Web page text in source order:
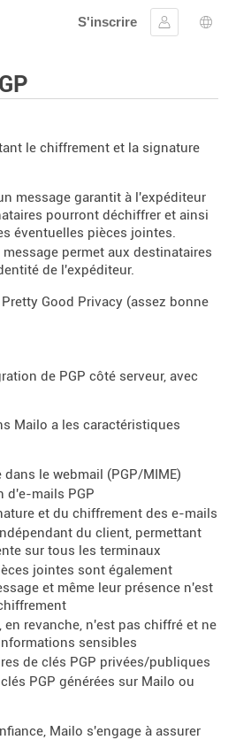
S'inscrire
Se
le chiffrement et la signature
message garantit à l'expéditeur
pourront déchiffrer et ainsi
éventuelles pièces jointes.
permet aux destinataires
de l'expéditeur.
Good Privacy (assez bonne
de PGP côté serveur, avec
Mailo a les caractéristiques
le webmail (PGP/MIME)
d'e-mails PGP
et du chiffrement des e-mails
du client, permettant
sur tous les terminaux
jointes sont également
et même leur présence n'est
revanche, n'est pas chiffré et ne
sensibles
de clés PGP privées/publiques
PGP générées sur Mailo ou
Mailo s'engage à assurer